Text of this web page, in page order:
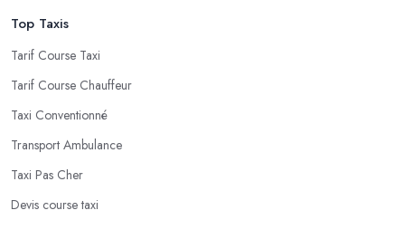
Top Taxis
Tarif Course Taxi
Tarif Course Chauffeur
Taxi Conventionné
Transport Ambulance
Taxi Pas Cher
Devis course taxi